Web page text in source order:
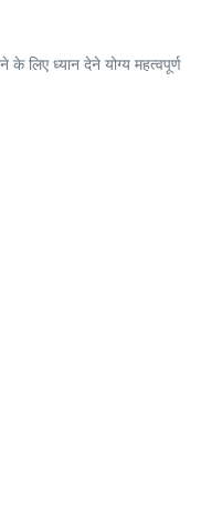
लिए ध्यान देने योग्य महत्वपूर्ण